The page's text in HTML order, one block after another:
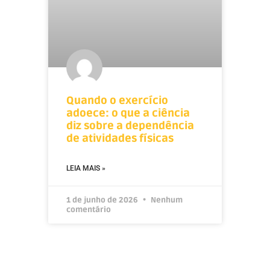
Quando o exercício
adoece: o que a ciência
diz sobre a dependência
de atividades físicas
LEIA MAIS »
1 de junho de 2026
Nenhum
comentário